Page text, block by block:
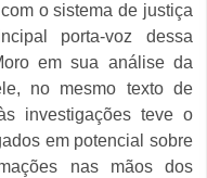
o sistema de justiça
porta-voz dessa
em sua análise da
no mesmo texto de
investigações teve o
em potencial sobre
nas mãos dos